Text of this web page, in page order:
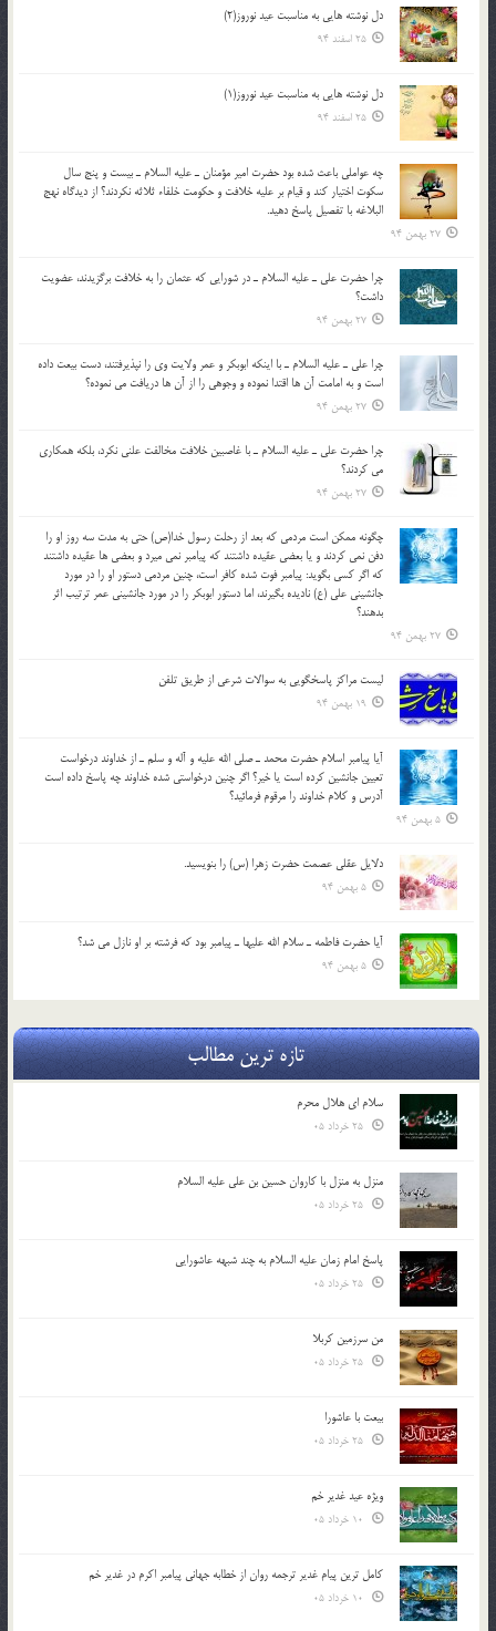
دل نوشته هایی به مناسبت عید نوروز(2)
25 اسفند 94
دل نوشته هایی به مناسبت عید نوروز(1)
25 اسفند 94
چه عواملي باعث شده بود حضرت امير مؤمنان ـ عليه السلام ـ بيست و پنج سال
سکوت اختيار کند و قيام بر عليه خلافت و حکومت خلفاء ثلاثه نکردند؟ از ديدگاه نهج
البلاغه با تفصيل پاسخ دهيد.
27 بهمن 94
چرا حضرت علي ـ عليه السلام ـ در شورايي كه عثمان را به خلافت برگزيدند، عضويت
داشت؟
27 بهمن 94
چرا علي ـ عليه السلام ـ با اينكه ابوبكر و عمر ولايت وي را نپذيرفتند، دست بيعت داده
است و به امامت آن ها اقتدا نموده و وجوهي را از آن ها دريافت مي نموده؟
27 بهمن 94
چرا حضرت علي ـ عليه السلام ـ با غاصبين خلافت مخالفت علني نکرد، بلكه همكاري
مي کردند؟
27 بهمن 94
چگونه ممكن است مردمي كه بعد از رحلت رسول خدا(ص) حتی به مدت سه روز او را
دفن نمي كردند و یا بعضي عقيده داشتند كه پيامبر نمي ميرد و بعضي ها عقيده داشتند
كه اگر كسي بگويد: پيامبر فوت شده كافر است، چنین مردمی دستور او را در مورد
جانشيني علي (ع) ناديده بگيرند، اما دستور ابوبكر را در مورد جانشيني عمر ترتیب اثر
بدهند؟
27 بهمن 94
لیست مراکز پاسخگویی به سوالات شرعی از طریق تلفن
19 بهمن 94
آيا پيامبر اسلام حضرت محمد ـ صلي الله عليه و آله و سلم ـ از خداوند درخواست
تعيين جانشين کرده است يا خير؟ اگر چنين درخواستي شده خداوند چه پاسخ داده است
آدرس و کلام خداوند را مرقوم فرمائيد؟
5 بهمن 94
دلايل عقلي عصمت حضرت زهرا (س) را بنويسيد.
5 بهمن 94
آيا حضرت فاطمه ـ سلام الله عليها ـ پيامبر بود كه فرشته بر او نازل مي شد؟
5 بهمن 94
تازه ترین مطالب
سلام ای هلال محرم
منزل به منزل با کاروان حسین بن علی علیه السلام
پاسخ امام زمان علیه السلام به چند شبهه عاشورایی
من سرزمین کربلا
بیعت با عاشورا
ویژه عید غدیر خم
کامل ترین پیام غدیر ترجمه روان از خطابه جهانی پیامبر اکرم در غدیر خم